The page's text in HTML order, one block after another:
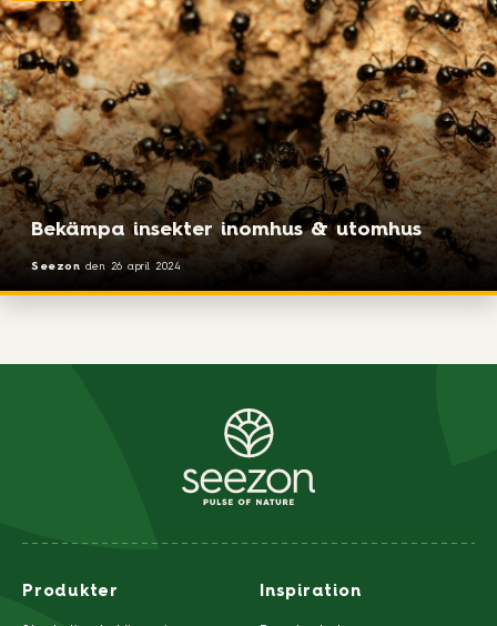
Bekämpa insekter inomhus & utomhus
Seezon den 26 april 2024
Produkter Inspiration